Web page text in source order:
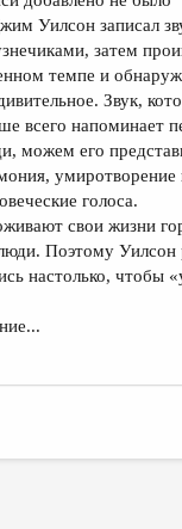
Уилсон записал
затем
темпе и
Звук,
всего напоминает
можем его
умиротворение
голоса.
свои жизни
Поэтому Уилсон
настолько, чтобы